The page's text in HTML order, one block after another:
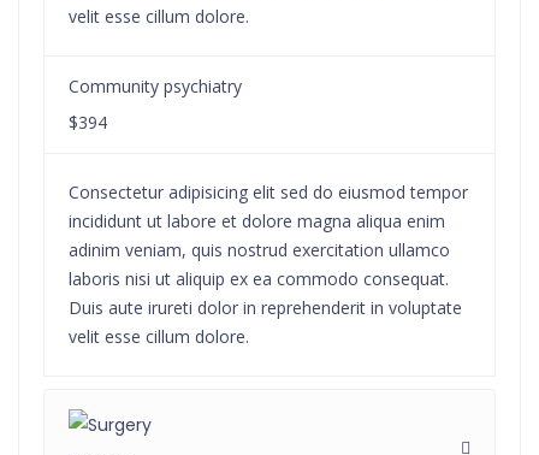
velit esse cillum dolore.
Community psychiatry
$394
Consectetur adipisicing elit sed do eiusmod tempor
incididunt ut labore et dolore magna aliqua enim
adinim veniam, quis nostrud exercitation ullamco
laboris nisi ut aliquip ex ea commodo consequat.
Duis aute irureti dolor in reprehenderit in voluptate
velit esse cillum dolore.